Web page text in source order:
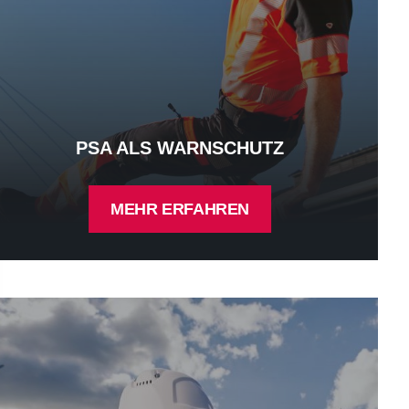
PSA ALS WARNSCHUTZ
MEHR ERFAHREN
als Multinormschutz - mehr erfahren